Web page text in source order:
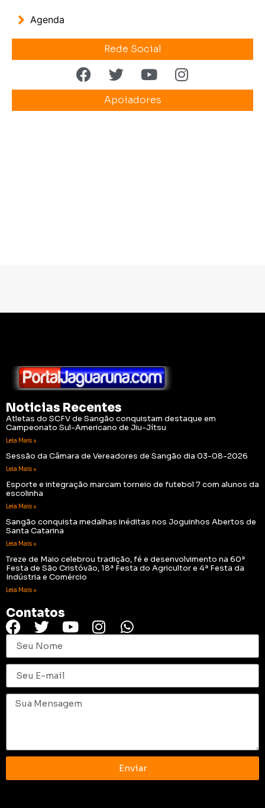
Agenda
Rede Social
Apoiadores
Noticias Recentes
Atletas do SCFV de Sangão conquistam destaque em
Campeonato Sul-Americano de Jiu-Jítsu
Leia Mais »
Sessão da Câmara de Vereadores de Sangão dia 03-08-2026
Leia Mais »
Esporte e integração marcam torneio de futebol 7 com alunos da
escolinha
Leia Mais »
Sangão conquista medalhas inéditas nos Joguinhos Abertos de
Santa Catarina
Leia Mais »
Treze de Maio celebrou tradição, fé e desenvolvimento na 60ª
Festa de São Cristóvão, 18ª Festa do Agricultor e 4ª Festa da
Indústria e Comércio
Leia Mais »
Contatos
Enviar